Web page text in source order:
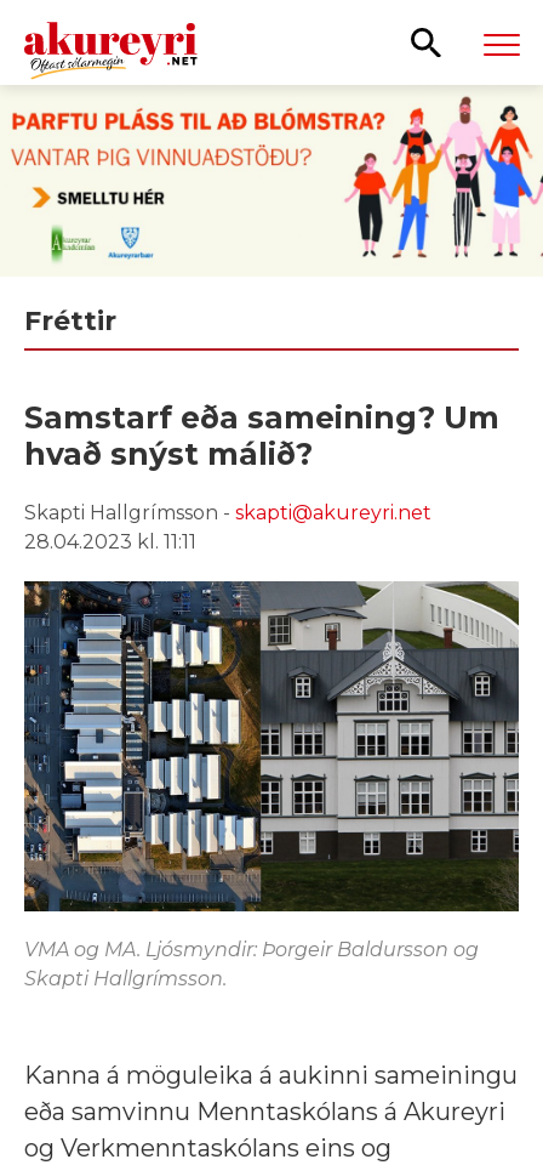
Leita
Fréttir
Samstarf eða sameining? Um
hvað snýst málið?
Skapti Hallgrímsson - skapti@akureyri.net
28.04.2023 kl. 11:11
VMA og MA. Ljósmyndir: Þorgeir Baldursson og
Skapti Hallgrímsson.
Kanna á möguleika á aukinni sameiningu
eða samvinnu Menntaskólans á Akureyri
og Verkmenntaskólans eins og